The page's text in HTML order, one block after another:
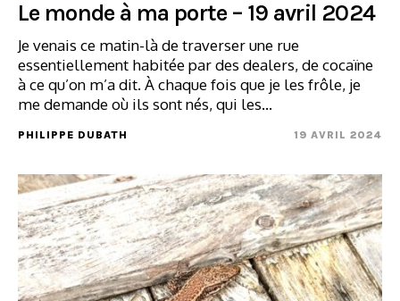
Le monde à ma porte – 19 avril 2024
Je venais ce matin-là de traverser une rue
essentiellement habitée par des dealers, de cocaïne
à ce qu’on m’a dit. À chaque fois que je les frôle, je
me demande où ils sont nés, qui les…
PHILIPPE DUBATH 19 AVRIL 2024